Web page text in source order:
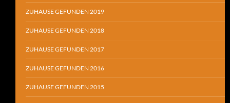
ZUHAUSE GEFUNDEN 2019
ZUHAUSE GEFUNDEN 2018
ZUHAUSE GEFUNDEN 2017
ZUHAUSE GEFUNDEN 2016
ZUHAUSE GEFUNDEN 2015